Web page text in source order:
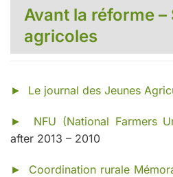
Avant la réforme
agricoles
► Le journal des Jeunes
► NFU (National Farmers
after 2013 – 2010
► Coordination rurale